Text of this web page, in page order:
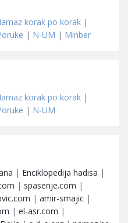
korak po korak |
| N-UM | Minber
korak po korak |
| N-UM
| Enciklopedija hadisa |
| spasenje.com |
| amir-smajic |
| el-asr.com |